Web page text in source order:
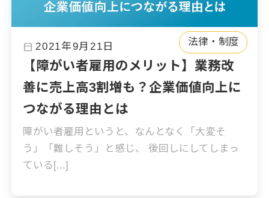
calendar_today 2021年9月21日
【障がい者雇用のメリット】業務改
善に売上高3割増も？企業価値向上に
つながる理由とは
障がい者雇用というと、なんとなく「大変そ
う」「難しそう」と感じ、 後回しにしてしまっ
ている[...]
法律・制度